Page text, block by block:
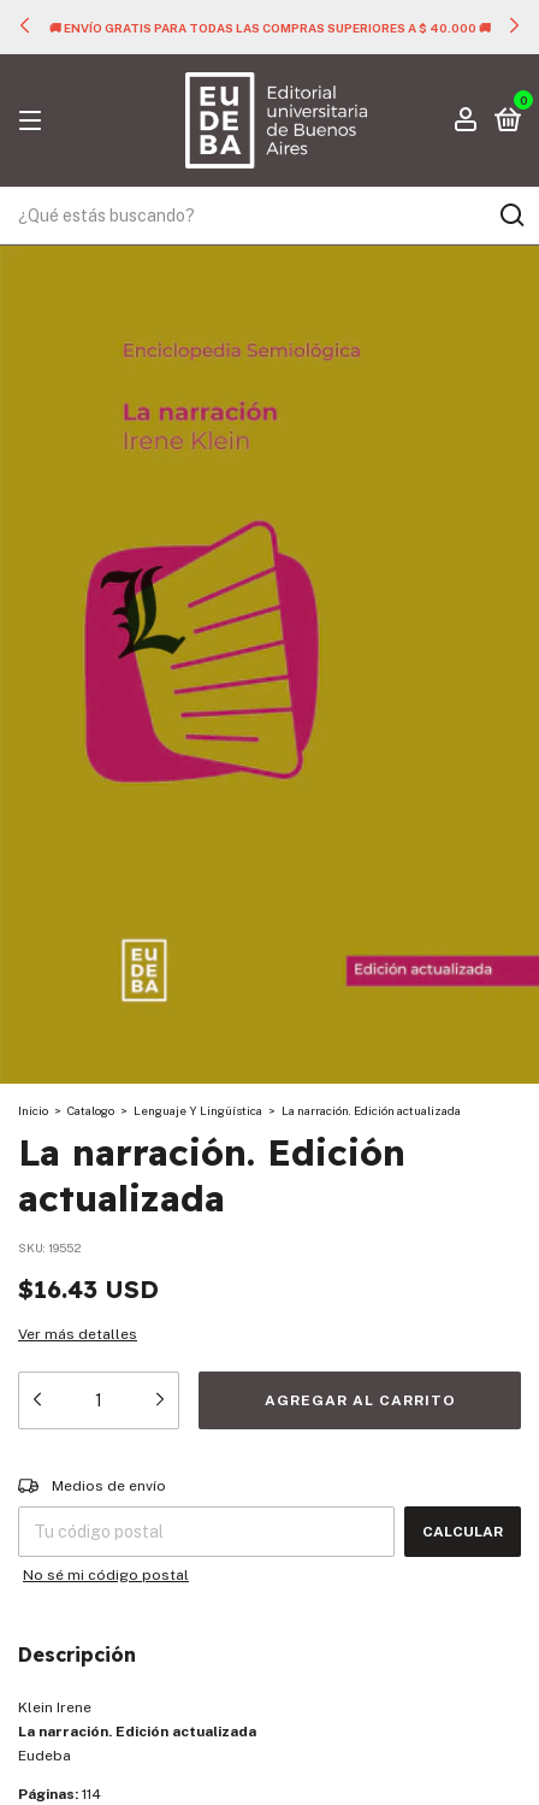
🚚 ENVÍO GRATIS PARA TODAS LAS COMPRAS SUPERIORES A $ 40.000 🚚
0
Inicio > Catalogo > Lenguaje Y Lingüística > La narración. Edición actualizada
La narración. Edición
actualizada
SKU: 19552
$16.43 USD
Ver más detalles
Entregas para el CP:
Medios de envío
CALCULAR
No sé mi código postal
Descripción
Klein Irene
La narración. Edición actualizada
Eudeba
Páginas: 114